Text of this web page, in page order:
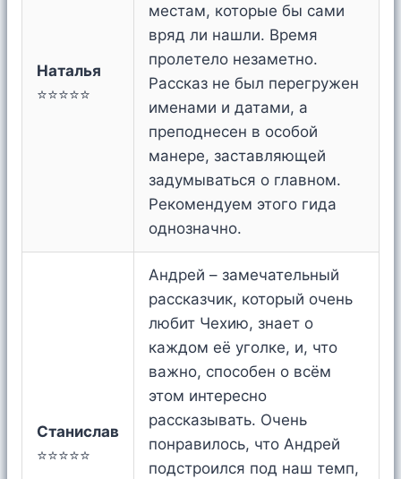
Наталья
⭐⭐⭐⭐⭐
местам, которые бы сами
вряд ли нашли. Время
пролетело незаметно.
Рассказ не был перегружен
именами и датами, а
преподнесен в особой
манере, заставляющей
задумываться о главном.
Рекомендуем этого гида
однозначно.
Станислав
⭐⭐⭐⭐⭐
Андрей – замечательный
рассказчик, который очень
любит Чехию, знает о
каждом её уголке, и, что
важно, способен о всём
этом интересно
рассказывать. Очень
понравилось, что Андрей
подстроился под наш темп,